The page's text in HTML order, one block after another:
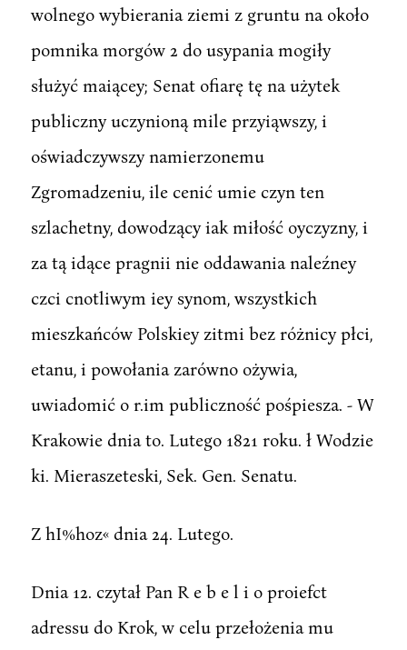
wolnego wybierania ziemi z gruntu na około
pomnika morgów 2 do usypania mogiły
służyć maiącey; Senat ofiarę tę na użytek
publiczny uczynioną mile przyiąwszy, i
oświadczywszy namierzonemu
Zgromadzeniu, ile cenić umie czyn ten
szlachetny, dowodzący iak miłość oyczyzny, i
za tą idące pragnii nie oddawania naleźney
czci cnotliwym iey synom, wszystkich
mieszkańców Polskiey zitmi bez różnicy płci,
etanu, i powołania zarówno ożywia,
uwiadomić o r.im publiczność pośpiesza. - W
Krakowie dnia to. Lutego 1821 roku. ł Wodzie
ki. Mieraszeteski, Sek. Gen. Senatu.
Z hI%hoz« dnia 24. Lutego.
Dnia 12. czytał Pan R e b e l i o proiefct
adressu do Krok, w celu przełożenia mu